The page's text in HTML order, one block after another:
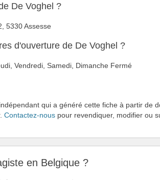
De Voghel ?
5330 Assesse
d'ouverture de De Voghel ?
Vendredi, Samedi, Dimanche Fermé
qui a généré cette fiche à partir de
Contactez-nous pour revendiquer, modifier ou
en Belgique ?